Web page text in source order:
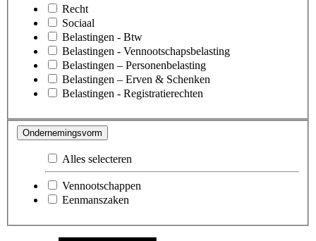
Recht
Sociaal
Belastingen - Btw
Belastingen - Vennootschapsbelasting
Belastingen – Personenbelasting
Belastingen – Erven & Schenken
Belastingen - Registratierechten
Ondernemingsvorm
Alles selecteren
Vennootschappen
Eenmanszaken